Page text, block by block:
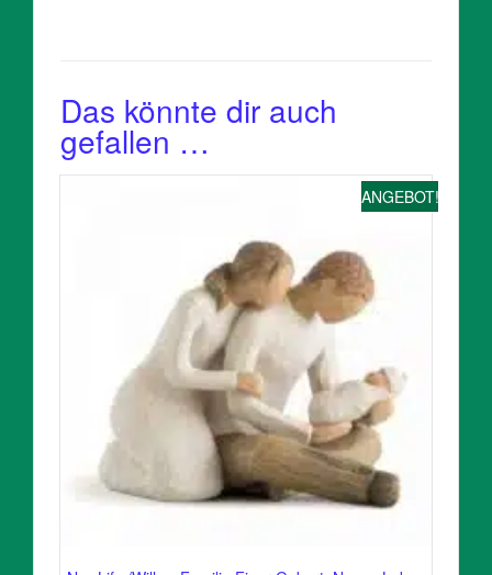
Das könnte dir auch
gefallen …
ANGEBOT!